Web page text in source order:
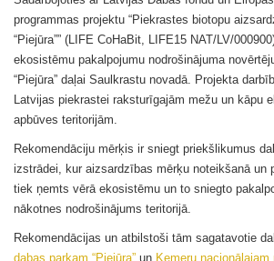
programmas projektu “Piekrastes biotopu
“Piejūra”” (LIFE CoHaBit, LIFE15 NAT/LV/
ekosistēmu pakalpojumu nodrošinājuma
“Piejūra” daļai Saulkrastu novadā. Projekta
Latvijas piekrastei raksturīgajām mežu un kāpu
apbūves teritorijām.
Rekomendāciju mērķis ir sniegt priekšlikumus
izstrādei, kur aizsardzības mērķu noteikšanā un
tiek ņemts vērā ekosistēmu un to sniegto
nākotnes nodrošinājums teritorijā.
Rekomendācijas un atbilstoši tām sagatavotie
dabas parkam “Piejūra” un Ķemeru nacionālajam